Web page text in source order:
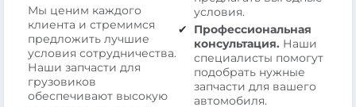
Мы ценим каждого
клиента и стремимся
предложить лучшие
условия сотрудничества.
Наши запчасти для
грузовиков
обеспечивают высокую
условия.
Профессиональная
консультация. Наши
специалисты помогут
подобрать нужные
запчасти для вашего
автомобиля.